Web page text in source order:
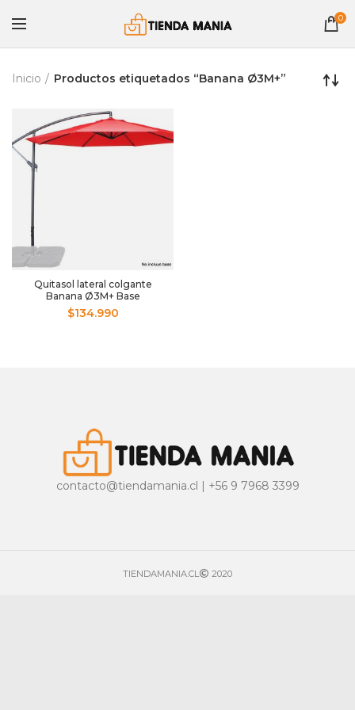
0
Inicio Productos etiquetados “Banana Ø3M+”
Quitasol lateral colgante
Banana Ø3M+ Base
Rellenable Tecno P13
$134.990
contacto@tiendamania.cl | +56 9 7968 3399
TIENDAMANIA.CL 2020